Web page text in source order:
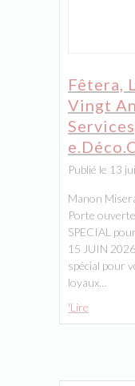
Fêtera,
Vingt
Publié le 13
Manon
Porte
SPECIAL
15 JUIN
spécial pour
loyaux…
'Lire